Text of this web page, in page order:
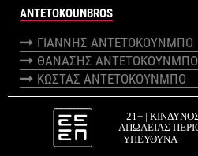
ANTETOKOUNBROS
ΓΙΑΝΝΗΣ ΑΝΤΕΤΟΚΟΥΝΜΠΟ
ΘΑΝΑΣΗΣ ΑΝΤΕΤΟΚΟΥΝΜΠΟ
ΚΩΣΤΑΣ ΑΝΤΕΤΟΚΟΥΝΜΠΟ